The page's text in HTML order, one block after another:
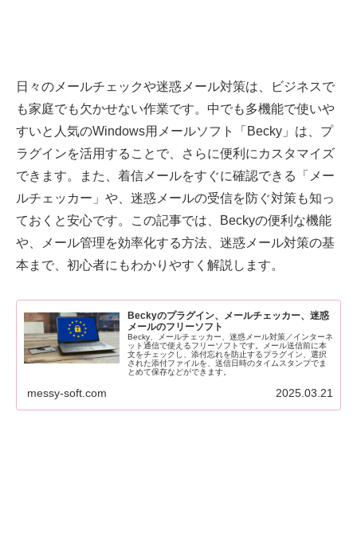
日々のメールチェックや迷惑メール対策は、ビジネスで
も家庭でも欠かせない作業です。中でも多機能で使いや
すいと人気のWindows用メールソフト「Becky」は、プ
ラグインを活用することで、さらに便利にカスタマイズ
できます。また、着信メールをすぐに確認できる「メー
ルチェッカー」や、迷惑メールの受信を防ぐ対策も知っ
ておくと安心です。この記事では、Beckyの便利な機能
や、メール管理を効率化する方法、迷惑メール対策の基
本まで、初心者にもわかりやすく解説します。
Beckyのプラグイン、メールチェッカー、迷惑
メールのフリーソフト
Becky、メールチェッカー、迷惑メール対策／インターネ
ット通信で使えるフリーソフトです。メール送信前に本
文をチェックし、添付忘れを防止するプラグイン、選択
された添付ファイルを、送信日時のタイムスタンプでま
とめて保存などができます。
messy-soft.com 2025.03.21